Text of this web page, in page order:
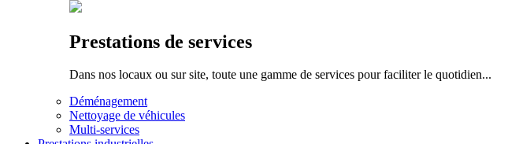
Prestations de services
Dans nos locaux ou sur site, toute une gamme de services pour faciliter le quotidien...
Déménagement
Nettoyage de véhicules
Multi-services